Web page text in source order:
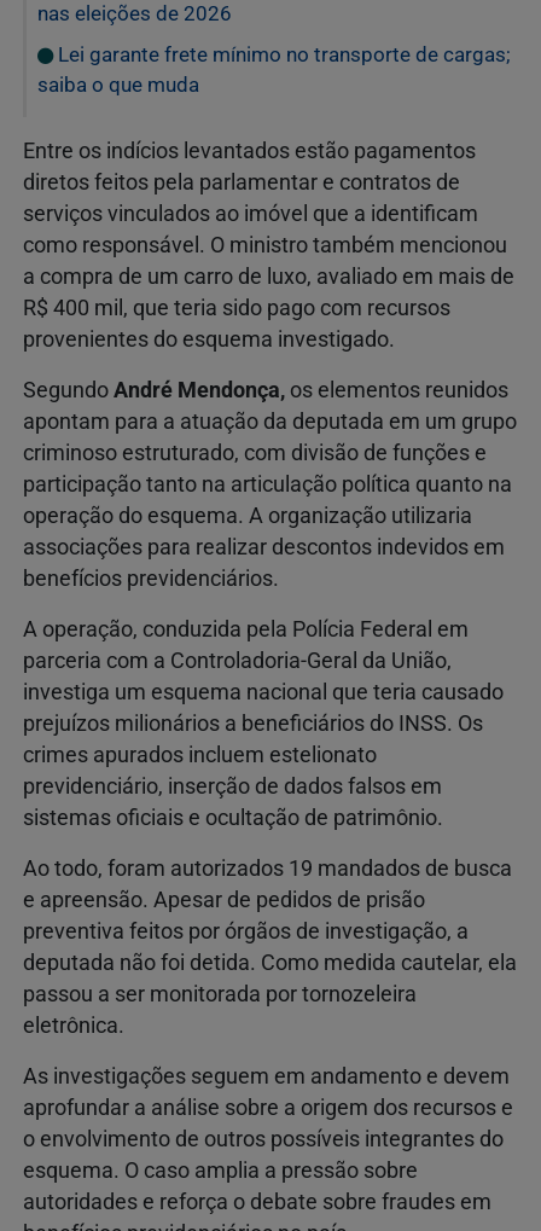
nas eleições de 2026
Lei garante frete mínimo no transporte de cargas;
saiba o que muda
Entre os indícios levantados estão pagamentos
diretos feitos pela parlamentar e contratos de
serviços vinculados ao imóvel que a identificam
como responsável. O ministro também mencionou
a compra de um carro de luxo, avaliado em mais de
R$ 400 mil, que teria sido pago com recursos
provenientes do esquema investigado.
Segundo André Mendonça, os elementos reunidos
apontam para a atuação da deputada em um grupo
criminoso estruturado, com divisão de funções e
participação tanto na articulação política quanto na
operação do esquema. A organização utilizaria
associações para realizar descontos indevidos em
benefícios previdenciários.
A operação, conduzida pela Polícia Federal em
parceria com a Controladoria-Geral da União,
investiga um esquema nacional que teria causado
prejuízos milionários a beneficiários do INSS. Os
crimes apurados incluem estelionato
previdenciário, inserção de dados falsos em
sistemas oficiais e ocultação de patrimônio.
Ao todo, foram autorizados 19 mandados de busca
e apreensão. Apesar de pedidos de prisão
preventiva feitos por órgãos de investigação, a
deputada não foi detida. Como medida cautelar, ela
passou a ser monitorada por tornozeleira
eletrônica.
As investigações seguem em andamento e devem
aprofundar a análise sobre a origem dos recursos e
o envolvimento de outros possíveis integrantes do
esquema. O caso amplia a pressão sobre
autoridades e reforça o debate sobre fraudes em